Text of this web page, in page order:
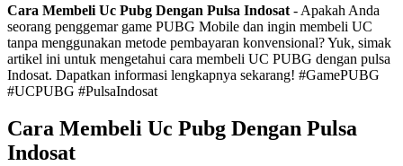
Cara Membeli Uc Pubg Dengan Pulsa Indosat - Apakah Anda
seorang penggemar game PUBG Mobile dan ingin membeli UC
tanpa menggunakan metode pembayaran konvensional? Yuk, simak
artikel ini untuk mengetahui cara membeli UC PUBG dengan pulsa
Indosat. Dapatkan informasi lengkapnya sekarang! #GamePUBG
#UCPUBG #PulsaIndosat
Cara Membeli Uc Pubg Dengan Pulsa
Indosat